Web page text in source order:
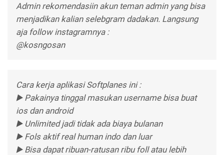
Admin rekomendasiin akun teman admin yang bisa
menjadikan kalian selebgram dadakan. Langsung
aja follow instagramnya :
@kosngosan
Cara kerja aplikasi Softplanes ini :
▶️ Pakainya tinggal masukan username bisa buat
ios dan android
▶️ Unlimited jadi tidak ada biaya bulanan
▶️ Fols aktif real human indo dan luar
▶️ Bisa dapat ribuan-ratusan ribu foll atau lebih